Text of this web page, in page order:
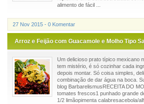
alimento de fácil ...
27 Nov 2015 - 0 Komentar
Arroz e Feijão com Guacamole e Molho Tipo
Um delicioso prato típico mexicano
tem mistério, é só cozinhar cada
depois montar. Só coisa simples,
combinação de dar água na boca.
blog BarbarelismusRECEITA DO
tomates frescos1 punhado grande
1/2 limãopimenta calabresacebola/